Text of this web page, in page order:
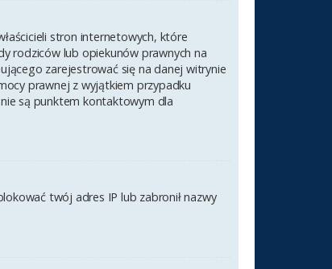
stron internetowych, które
rodziców lub opiekunów prawnych na
zarejestrować się na danej witrynie
prawnej z wyjątkiem przypadku
są punktem kontaktowym dla
twój adres IP lub zabronił nazwy